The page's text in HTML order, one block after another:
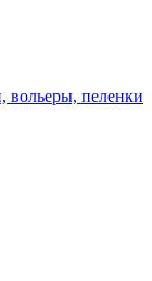
вольеры, пеленки